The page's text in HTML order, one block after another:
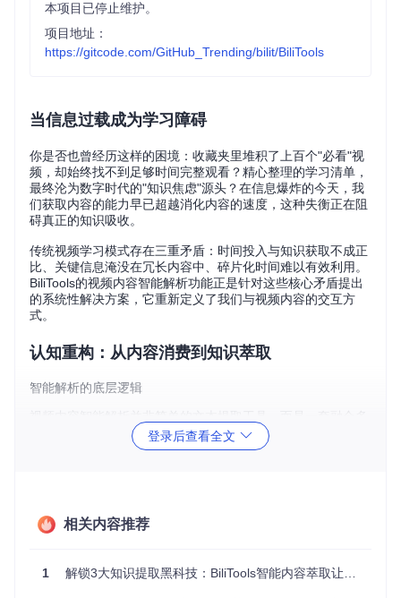
本项目已停止维护。
项目地址：
https://gitcode.com/GitHub_Trending/bilit/BiliTools
当信息过载成为学习障碍
你是否也曾经历这样的困境：收藏夹里堆积了上百个"必看"视
频，却始终找不到足够时间完整观看？精心整理的学习清单，
最终沦为数字时代的"知识焦虑"源头？在信息爆炸的今天，我
们获取内容的能力早已超越消化内容的速度，这种失衡正在阻
碍真正的知识吸收。
传统视频学习模式存在三重矛盾：时间投入与知识获取不成正
比、关键信息淹没在冗长内容中、碎片化时间难以有效利用。
BiliTools的视频内容智能解析功能正是针对这些核心矛盾提出
的系统性解决方案，它重新定义了我们与视频内容的交互方
式。
认知重构：从内容消费到知识萃取
智能解析的底层逻辑
模态信息处理的知识转化系统。其核心在于将非结构化的视频
流转化为结构化的知识单元，具体实现路径包括三个关键环
其次，基于预训练的领域知识图谱，对提取的信息进行语义关
登录后查看全文
相关内容推荐
1 解锁3大知识提取黑科技：BiliTools智能内容萃取让视频学习效率提升300%